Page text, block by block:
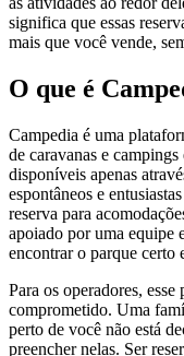
significa que essas
mais que você vende,
O que é
Campedia é uma
de caravanas e
disponíveis apenas
espontâneos e
reserva para
apoiado por uma equipe
encontrar o parque certo
Para os operadores,
comprometido. Uma
perto de você não está
preencher nelas. Ser